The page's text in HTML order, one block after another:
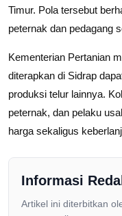
Timur. Pola tersebut
peternak dan pedagang
Kementerian Pertanian
diterapkan di Sidrap
produksi telur lainnya.
peternak, dan pelaku
harga sekaligus
Informasi
Artikel ini diterbitkan